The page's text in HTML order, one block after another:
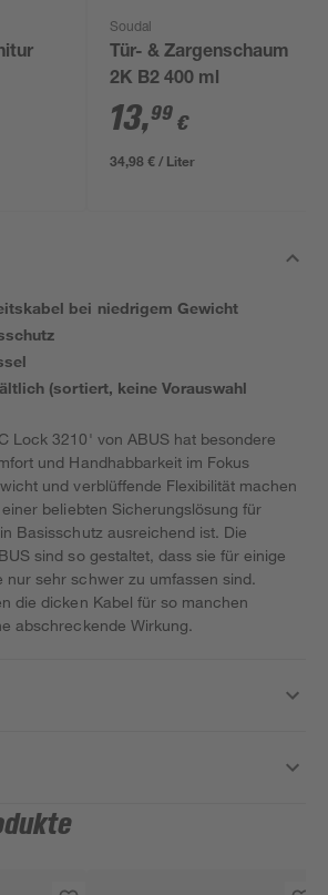
Soudal
Tür- & Zargenschaum
2K B2 400 ml
13,99 €
34,98 € / Liter
bei niedrigem Gewicht
(sortiert, keine Vorauswahl
Lock 3210' von ABUS hat besondere
und Handhabbarkeit im Fokus
und verblüffende Flexibilität machen
beliebten Sicherungslösung für
Basisschutz ausreichend ist. Die
sind so gestaltet, dass sie für einige
nur sehr schwer zu umfassen sind.
die dicken Kabel für so manchen
abschreckende Wirkung.